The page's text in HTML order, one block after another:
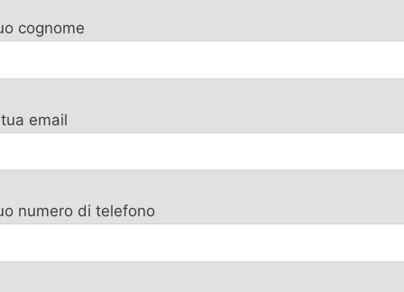
cognome
email
numero di telefono